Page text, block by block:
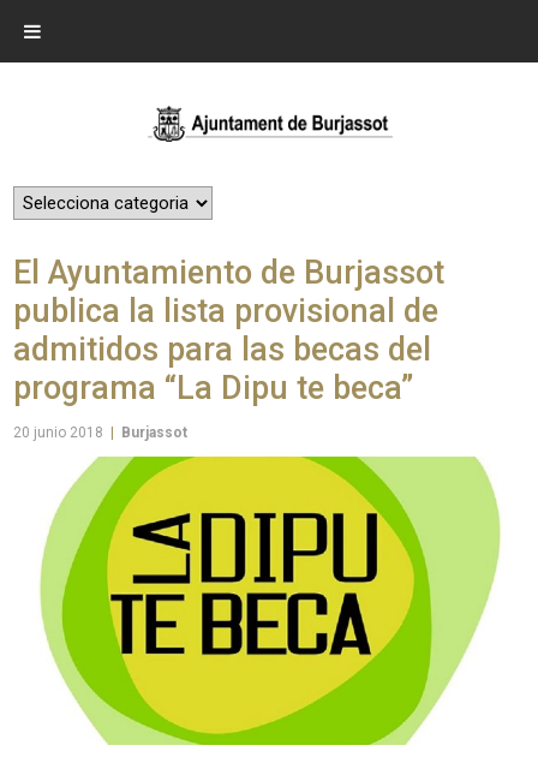
El Ayuntamiento de Burjassot
publica la lista provisional de
admitidos para las becas del
programa “La Dipu te beca”
20 junio 2018 Burjassot